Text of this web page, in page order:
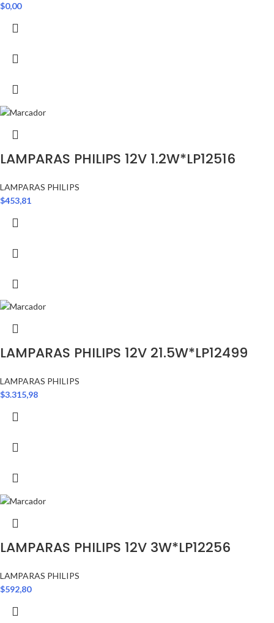
$0,00
LAMPARAS PHILIPS 12V 1.2W*LP12516
LAMPARAS PHILIPS
$453,81
LAMPARAS PHILIPS 12V 21.5W*LP12499
LAMPARAS PHILIPS
$3.315,98
LAMPARAS PHILIPS 12V 3W*LP12256
LAMPARAS PHILIPS
$592,80